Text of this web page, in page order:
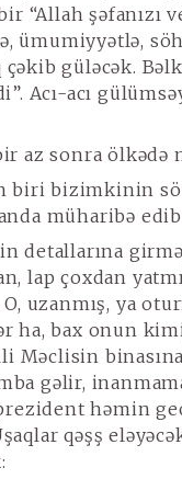
“Allah şəfanızı
ümumiyyətlə,
güləcək.
Acı-acı
az sonra ölkədə
biri bizimkinin
müharibə edib
detallarına
lap çoxdan
uzanmış, ya
ha, bax onun
gəlir,
həmin
qəşş